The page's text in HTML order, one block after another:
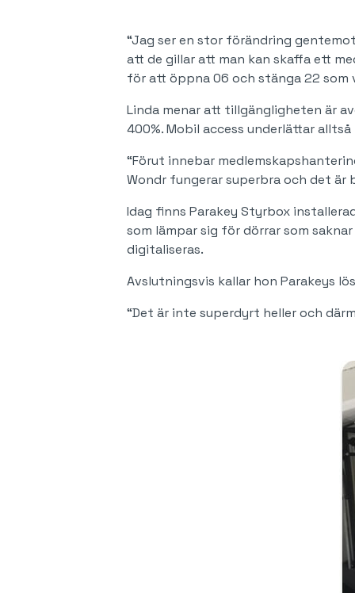
“Jag ser en stor förändring
att de gillar att man kan skaffa ett
för att öppna 06 och stänga 22 som
Linda menar att tillgängligheten är
400%. Mobil access underlättar
“Förut innebar
Wondr fungerar superbra och det är
Idag finns Parakey Styrbox
som lämpar sig för dörrar som
digitaliseras.
Avslutningsvis kallar hon Parakeys
“Det är inte superdyrt heller och